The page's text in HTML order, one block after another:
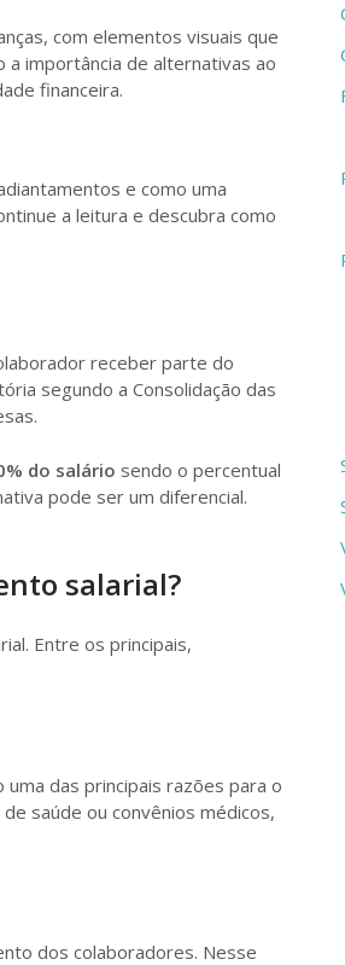
e como uma
a leitura e descubra como
receber parte do
segundo a Consolidação das
do salário sendo o percentual
pode ser um diferencial.
salarial?
Entre os principais,
das principais razões para o
saúde ou convênios médicos,
dos colaboradores. Nesse